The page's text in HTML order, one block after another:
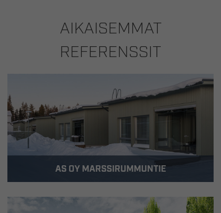
AIKAISEMMAT
REFERENSSIT
AS OY MARSSIRUMMUNTIE
yksitasoista erillistaloa kooltaan 84 – 108 m2.